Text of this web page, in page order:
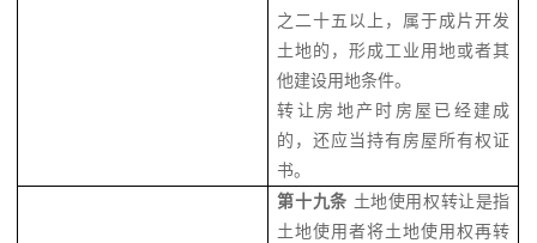
之二十五以上，属于成片开发
土地的，形成工业用地或者其
他建设用地条件。
转让房地产时房屋已经建成
的，还应当持有房屋所有权证
书。
第十九条 土地使用权转让是指
土地使用者将土地使用权再转